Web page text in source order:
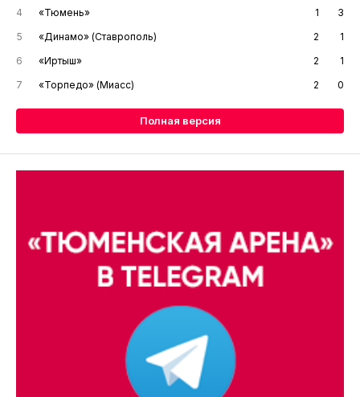
4
«Тюмень» 1
3
5
«Динамо» (Ставрополь) 2
1
6
«Иртыш» 2
1
7
«Торпедо» (Миасс) 2 0
Полная версия